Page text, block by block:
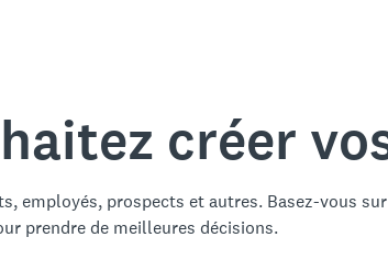
créer
employés, prospects et autres. Basez-vous sur
prendre de meilleures décisions.